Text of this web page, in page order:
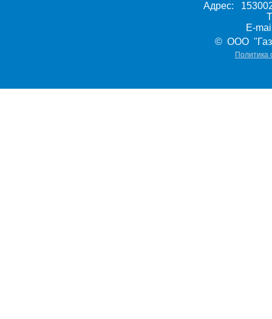
Адрес:
E-
© ООО
Политика